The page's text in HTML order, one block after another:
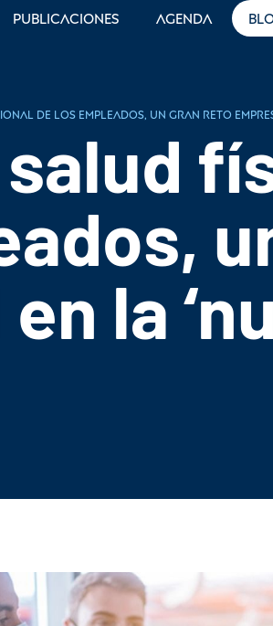
Publicaciones Agenda
de los empleados, un gran reto
la